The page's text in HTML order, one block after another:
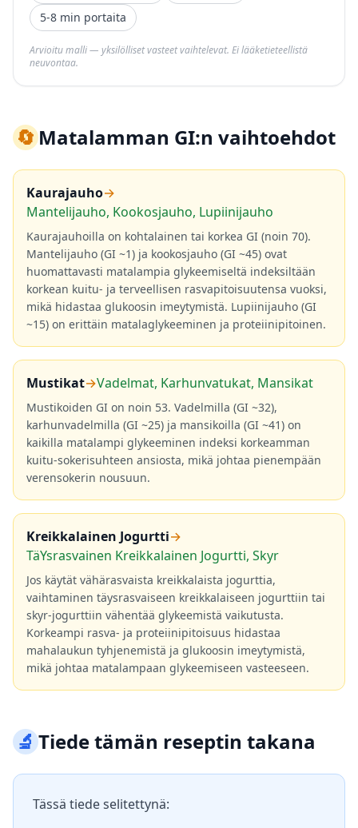
5-8 min portaita
Arvioitu malli — yksilölliset vasteet vaihtelevat. Ei lääketieteellistä
neuvontaa.
🔄Matalamman GI:n vaihtoehdot
Kaurajauho→
Mantelijauho, Kookosjauho, Lupiinijauho
Kaurajauhoilla on kohtalainen tai korkea GI (noin 70).
Mantelijauho (GI ~1) ja kookosjauho (GI ~45) ovat
huomattavasti matalampia glykeemiseltä indeksiltään
korkean kuitu- ja terveellisen rasvapitoisuutensa vuoksi,
mikä hidastaa glukoosin imeytymistä. Lupiinijauho (GI
~15) on erittäin matalaglykeeminen ja proteiinipitoinen.
Mustikat→Vadelmat, Karhunvatukat, Mansikat
Mustikoiden GI on noin 53. Vadelmilla (GI ~32),
karhunvadelmilla (GI ~25) ja mansikoilla (GI ~41) on
kaikilla matalampi glykeeminen indeksi korkeamman
kuitu-sokerisuhteen ansiosta, mikä johtaa pienempään
verensokerin nousuun.
Kreikkalainen Jogurtti→
TäYsrasvainen Kreikkalainen Jogurtti, Skyr
Jos käytät vähärasvaista kreikkalaista jogurttia,
vaihtaminen täysrasvaiseen kreikkalaiseen jogurttiin tai
skyr-jogurttiin vähentää glykeemistä vaikutusta.
Korkeampi rasva- ja proteiinipitoisuus hidastaa
mahalaukun tyhjenemistä ja glukoosin imeytymistä,
mikä johtaa matalampaan glykeemiseen vasteeseen.
🔬Tiede tämän reseptin takana
Tässä tiede selitettynä: